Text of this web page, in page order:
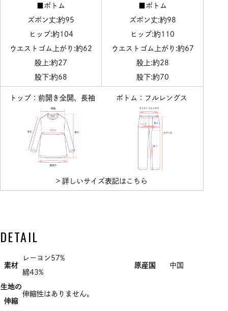
■ボトム
ズボン丈:約95
ヒップ:約104
ウエストゴム上がり:約62
股上:約27
股下:約68
■ボトム
ズボン丈:約98
ヒップ:約110
ウエストゴム上がり:約67
股上:約28
股下:約70
トップ：前開き全開、長袖 ボトム：フルレングス
> 詳しいサイズ表記はこちら
DETAIL
素材
レーヨン57%
綿43%
原産国 中国
生地の
伸縮
伸縮性はありません。